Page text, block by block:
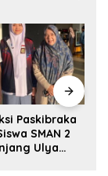
Paskibraka
SMAN 2
Ulya